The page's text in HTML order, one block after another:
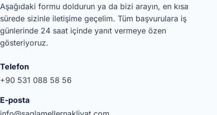
Aşağıdaki formu doldurun ya da bizi arayın, en kısa
sürede sizinle iletişime geçelim. Tüm başvurulara iş
günlerinde 24 saat içinde yanıt vermeye özen
gösteriyoruz.
Telefon
+90 531 088 58 56
E-posta